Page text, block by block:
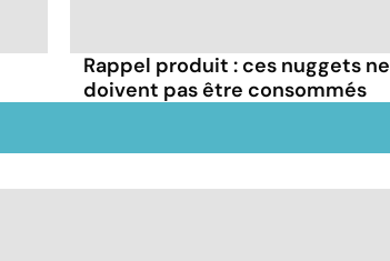
Rappel produit : ces nuggets ne
doivent pas être consommés